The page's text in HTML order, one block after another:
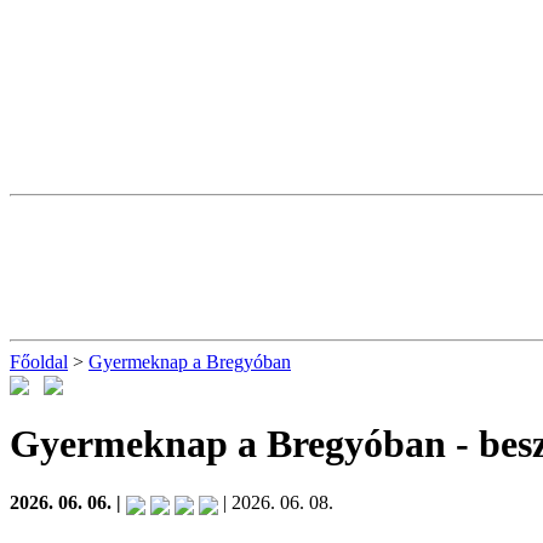
Főoldal > Gyermeknap a Bregyóban
Gyermeknap a Bregyóban -
2026. 06. 06. | | 2026. 06. 08.